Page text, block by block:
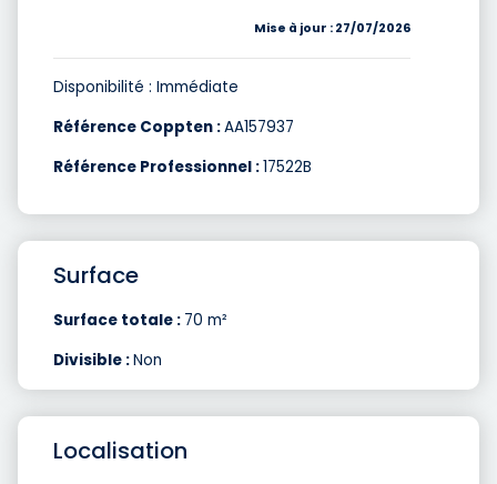
Mise à jour : 27/07/2026
Disponibilité : Immédiate
Référence Coppten :AA157937
Référence Professionnel :17522B
Surface
Surface totale : 70 m²
Divisible :Non
Localisation